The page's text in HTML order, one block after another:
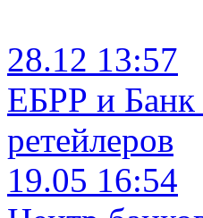
28.12 13:57
ЕБРР и Банк
ретейлеров
19.05 16:54